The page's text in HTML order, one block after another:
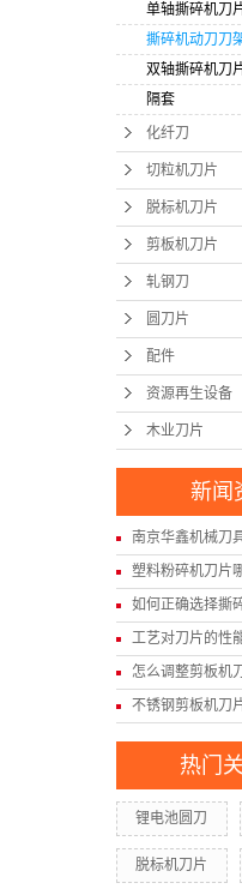
单轴撕碎机刀
撕碎机动刀刀
双轴撕碎机刀
隔套
化纤刀
切粒机刀片
脱标机刀片
剪板机刀片
轧钢刀
圆刀片
配件
资源再生设备
木业刀片
新闻
南京华鑫机械刀
塑料粉碎机刀片
如何正确选择撕
工艺对刀片的性
怎么调整剪板机
不锈钢剪板机刀
热门
锂电池圆刀
脱标机刀片